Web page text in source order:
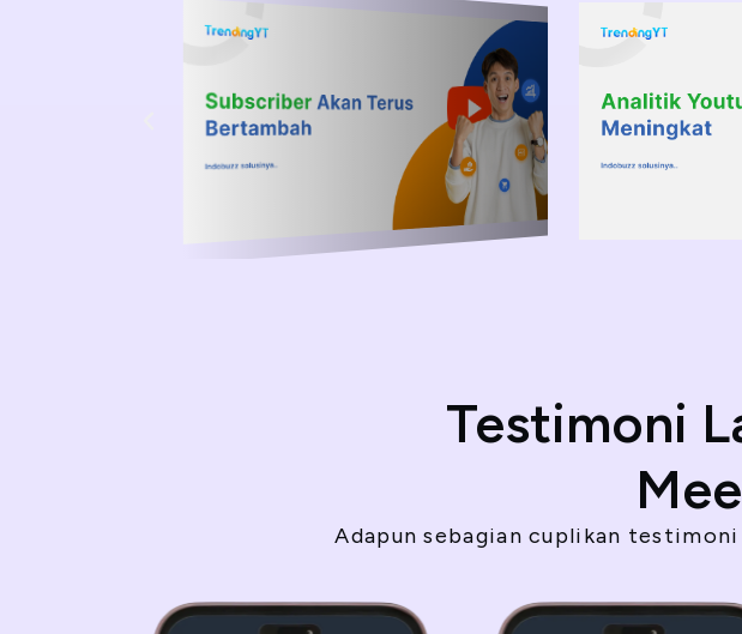
Testimoni
Adapun sebagian cuplikan